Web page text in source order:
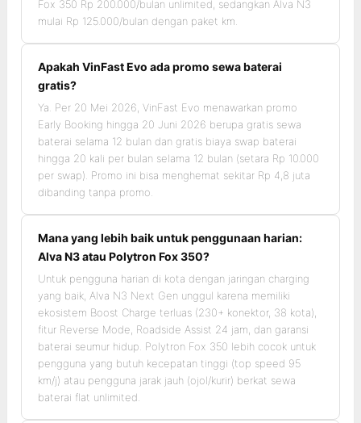
Fox 350 Rp 200.000/bulan unlimited, sedangkan Alva N3
mulai Rp 125.000/bulan dengan paket km.
Apakah VinFast Evo ada promo sewa baterai
gratis?
Ya. Per 20 Mei 2026, VinFast Evo menawarkan promo
Early Booking hingga 20 Juni 2026 berupa gratis sewa
baterai selama 12 bulan dan gratis biaya swap baterai
hingga 20 kali per bulan selama 12 bulan (setara Rp 10.000
per swap). Promo ini bisa menghemat sekitar Rp 4,8 juta
dibanding tanpa promo.
Mana yang lebih baik untuk penggunaan harian:
Alva N3 atau Polytron Fox 350?
Untuk pengguna harian di kota dengan jaringan charging
yang baik, Alva N3 Next Gen unggul karena memiliki
ekosistem Boost Charge terluas (230+ konektor, 38 kota),
fitur Reverse Mode, Roadside Assist 24 jam, dan garansi
baterai seumur hidup. Polytron Fox 350 lebih cocok untuk
pengguna yang butuh kecepatan tinggi (top speed 95
km/j) atau pengguna jarak jauh (ojol/kurir) berkat sewa
baterai flat unlimited.